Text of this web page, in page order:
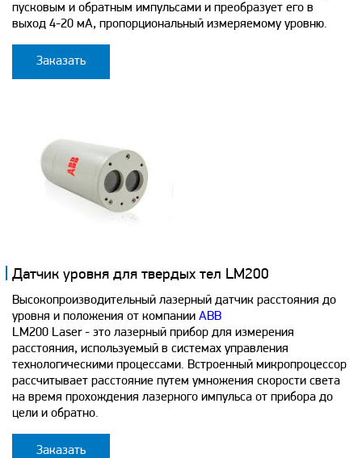
пусковым и обратным импульсами и преобразует его в
выход 4-20 мА, пропорциональный измеряемому уровню.
Заказать
Датчик уровня для твердых тел LM200
Высокопроизводительный лазерный датчик расстояния до
уровня и положения от компании ABB
LM200 Laser - это лазерный прибор для измерения
расстояния, используемый в системах управления
технологическими процессами. Встроенный микропроцессор
рассчитывает расстояние путем умножения скорости света
на время прохождения лазерного импульса от прибора до
цели и обратно.
Заказать